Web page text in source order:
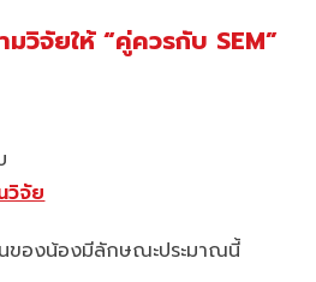
มวิจัยให้ “คู่ควรกับ SEM”
วิจัย
นของน้องมีลักษณะประมาณนี้